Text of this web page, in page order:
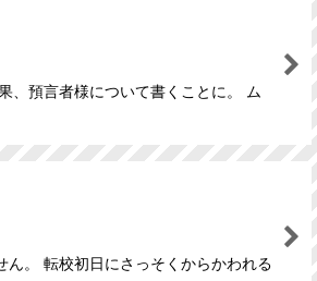
、預言者様について書くことに。 ム
。 転校初日にさっそくからかわれる